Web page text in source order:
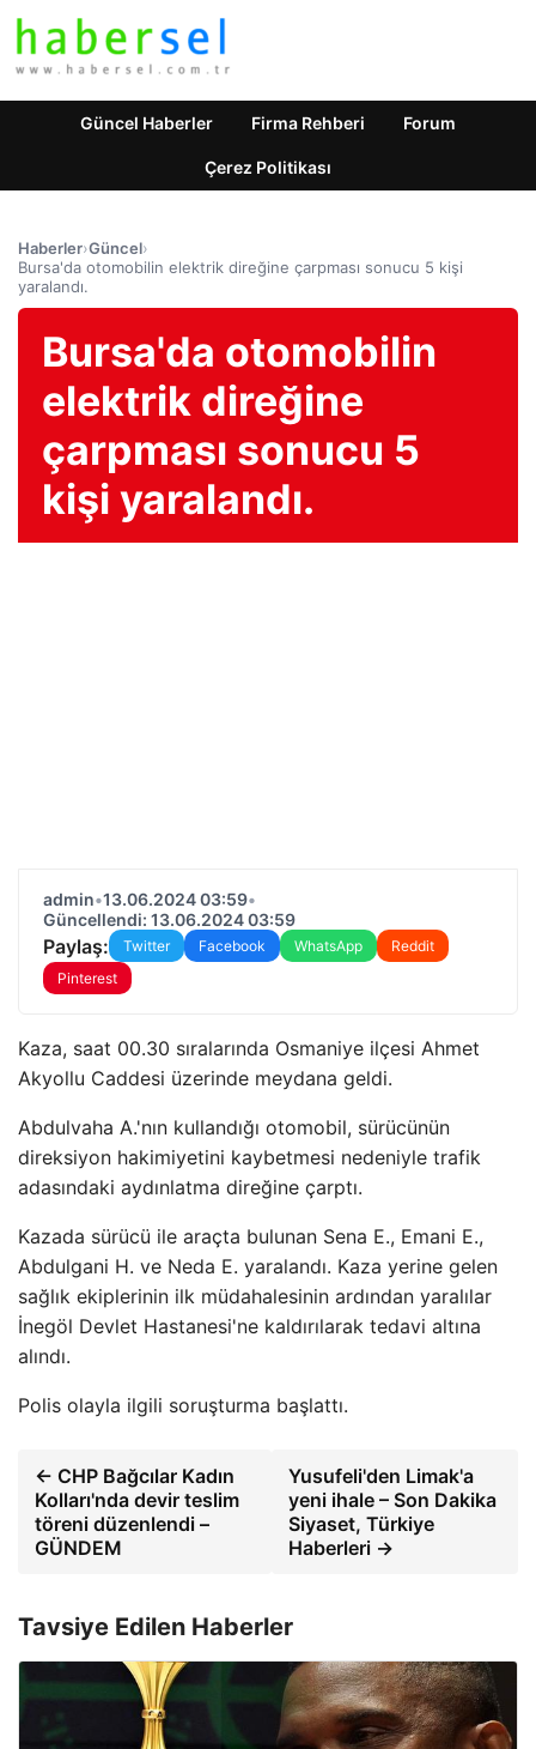
Güncel Haberler Firma Rehberi Forum
Çerez Politikası
Haberler›Güncel›
Bursa'da otomobilin elektrik direğine çarpması sonucu 5 kişi
yaralandı.
Bursa'da otomobilin
elektrik direğine
çarpması sonucu 5
kişi yaralandı.
admin•13.06.2024 03:59•
Güncellendi: 13.06.2024 03:59
Paylaş: Twitter Facebook WhatsApp
Reddit
Pinterest
Kaza, saat 00.30 sıralarında Osmaniye ilçesi Ahmet
Akyollu Caddesi üzerinde meydana geldi.
Abdulvaha A.'nın kullandığı otomobil, sürücünün
direksiyon hakimiyetini kaybetmesi nedeniyle trafik
adasındaki aydınlatma direğine çarptı.
Kazada sürücü ile araçta bulunan Sena E., Emani E.,
Abdulgani H. ve Neda E. yaralandı. Kaza yerine gelen
sağlık ekiplerinin ilk müdahalesinin ardından yaralılar
İnegöl Devlet Hastanesi'ne kaldırılarak tedavi altına
alındı.
Polis olayla ilgili soruşturma başlattı.
← CHP Bağcılar Kadın
Kolları'nda devir teslim
töreni düzenlendi –
GÜNDEM
Yusufeli'den Limak'a
yeni ihale – Son Dakika
Siyaset, Türkiye
Haberleri →
Tavsiye Edilen Haberler